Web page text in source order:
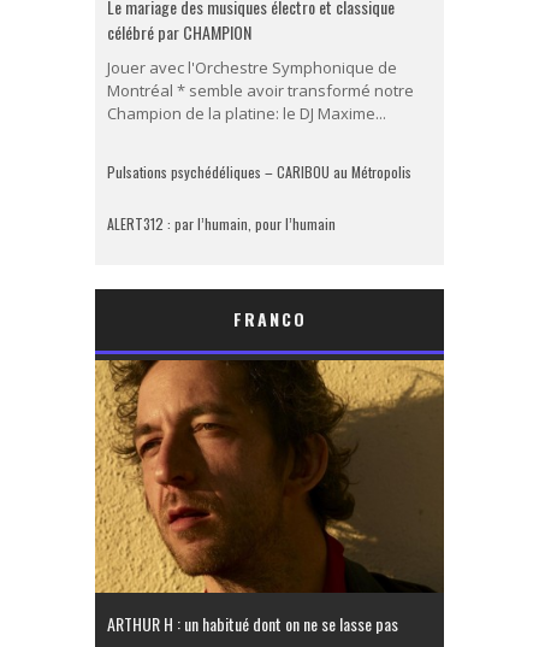
Le mariage des musiques électro et classique
célébré par CHAMPION
Jouer avec l'Orchestre Symphonique de
Montréal * semble avoir transformé notre
Champion de la platine: le DJ Maxime...
Pulsations psychédéliques – CARIBOU au Métropolis
ALERT312 : par l’humain, pour l’humain
FRANCO
ARTHUR H : un habitué dont on ne se lasse pas